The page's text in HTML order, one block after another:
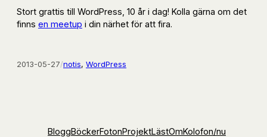
Stort grattis till WordPress, 10 år i dag! Kolla gärna om det
finns en meetup i din närhet för att fira.
2013-05-27/notis, WordPress
BloggBöckerFotonProjektLästOmKolofon/nu